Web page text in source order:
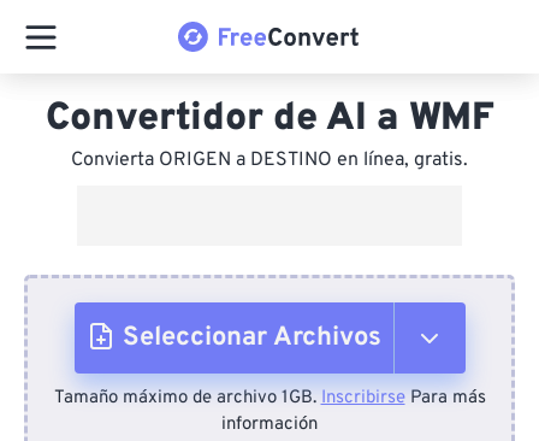
Convertidor de AI a WMF
Convierta ORIGEN a DESTINO en línea, gratis.
Seleccionar Archivos
Desde el dispositivo
Tamaño máximo de archivo 1GB.InscribirsePara más
información